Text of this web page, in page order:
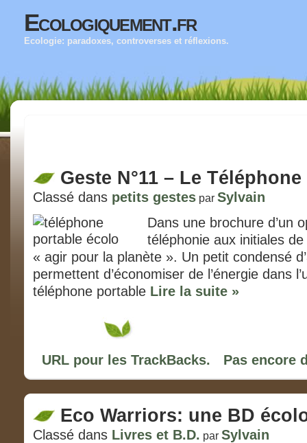
Ecologiquement.fr
Ecologie: paradoxes, controverses et réflexions.
Geste N°11 – Le
Classé dans petits gestes par Sylvain
Dans une brochure d’un
téléphonie aux initiales
« agir pour la planète ». Un petit condensé
permettent d’économiser de l’énergie dans
téléphone portable Lire la suite »
URL pour les TrackBacks. Pas encore
Eco Warriors: une BD
Classé dans Livres et B.D. par Sylvain